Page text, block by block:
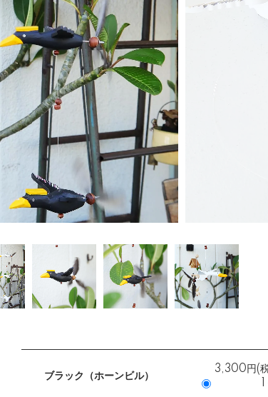
ブラック（ホーンビル）
3,300円(